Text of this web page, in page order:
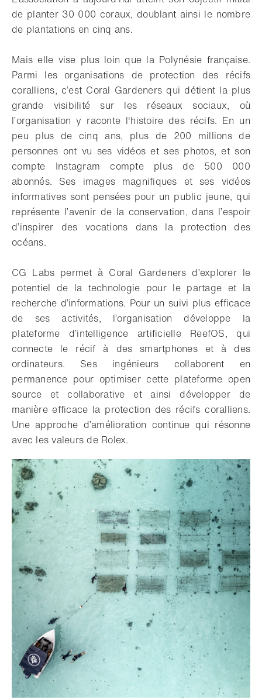
de planter 30 000 coraux, doublant ainsi le nombre
de plantations en cinq ans.
Mais elle vise plus loin que la Polynésie française.
Parmi les organisations de protection des récifs
coralliens, c’est Coral Gardeners qui détient la plus
grande visibilité sur les réseaux sociaux, où
l’organisation y raconte l'histoire des récifs. En un
peu plus de cinq ans, plus de 200 millions de
personnes ont vu ses vidéos et ses photos, et son
compte Instagram compte plus de 500 000
abonnés. Ses images magnifiques et ses vidéos
informatives sont pensées pour un public jeune, qui
représente l’avenir de la conservation, dans l’espoir
d’inspirer des vocations dans la protection des
océans.
CG Labs permet à Coral Gardeners d’explorer le
potentiel de la technologie pour le partage et la
recherche d’informations. Pour un suivi plus efficace
de ses activités, l’organisation développe la
plateforme d’intelligence artificielle ReefOS, qui
connecte le récif à des smartphones et à des
ordinateurs. Ses ingénieurs collaborent en
permanence pour optimiser cette plateforme open
source et collaborative et ainsi développer de
manière efficace la protection des récifs coralliens.
Une approche d’amélioration continue qui résonne
avec les valeurs de Rolex.